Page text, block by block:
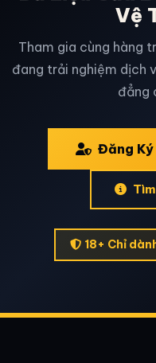
Vệ
Tham gia cùng hàng
đang trải nghiệm dịch
đẳng
Đăng Ký
18+ Chỉ